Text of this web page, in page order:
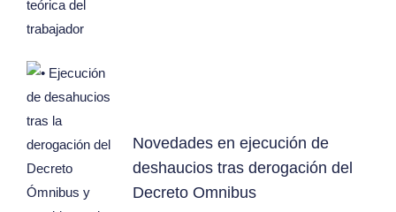
Novedades en ejecución de
deshaucios tras derogación del
Decreto Omnibus